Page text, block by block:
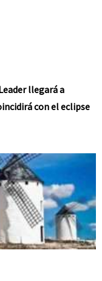
llegará a
con el eclipse